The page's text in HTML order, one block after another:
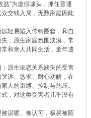
”为虚假噱头，抓住普通
交钱入局，无数家庭因此
轻易陷入传销圈套，和自
，原生家庭氛围淡漠，常
和亲人共同生活，童年遗
原生依恋关系缺失的受害
诉、恳求、耐心劝解，在
人的束缚、控制与施压。
，对这类受害者几乎没有
温暖、被认可，极易被陌